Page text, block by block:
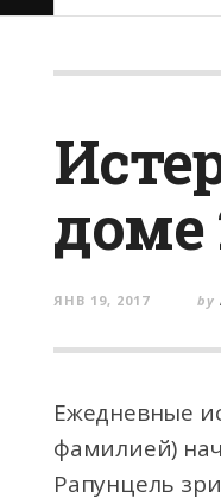
доме
ЯНВ 19, 2017 by
Ежедневные
фамилией)
Рапунцель